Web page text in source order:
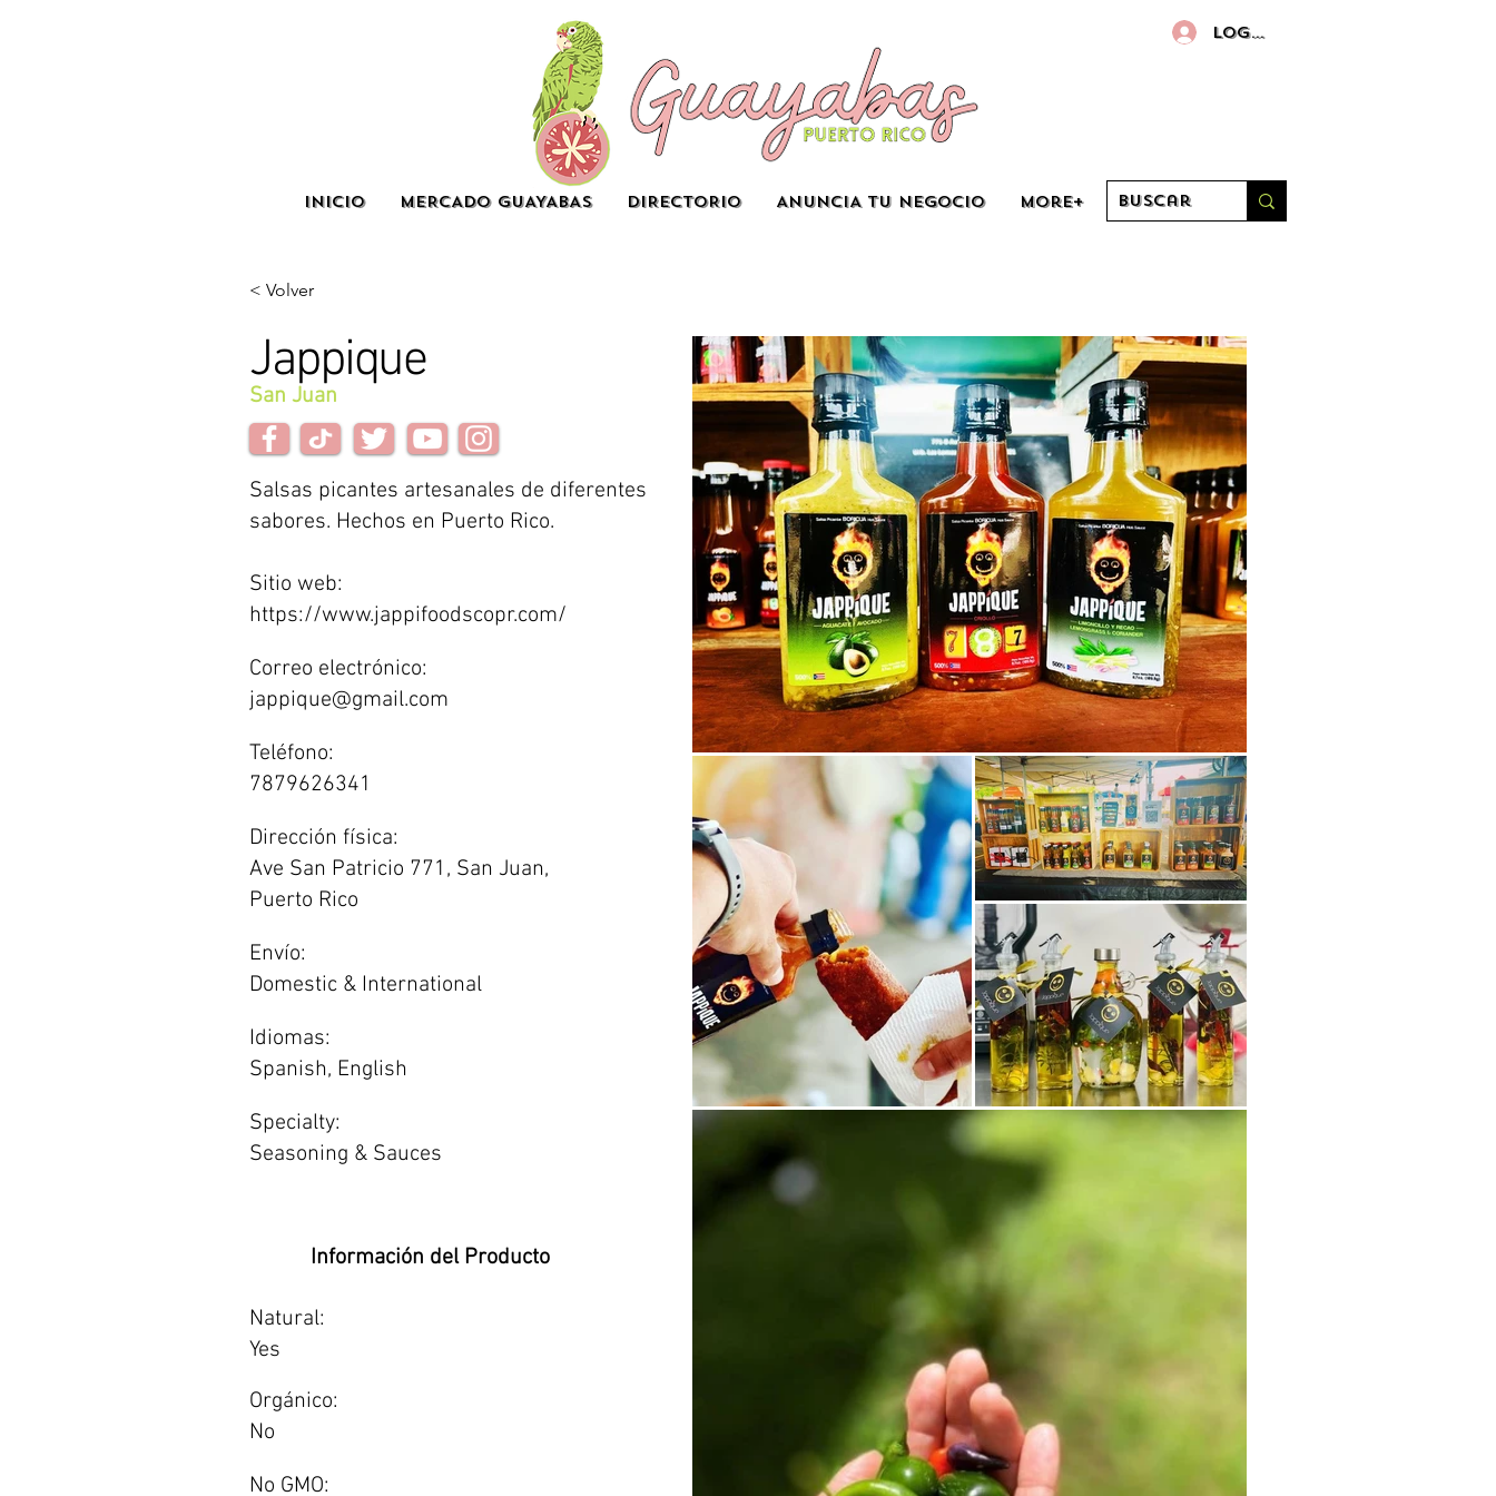
INICIO MERCADO GUAYABAS DIRECTORIO ANUNCIA TU NEGOCIO More+
Log in
< Volver
Jappique
San Juan
Salsas picantes artesanales de diferentes
sabores. Hechos en Puerto Rico.
Sitio web:
https://www.jappifoodscopr.com/
Correo electrónico:
jappique@gmail.com
Teléfono:
7879626341
Dirección física:
Ave San Patricio 771, San Juan,
Puerto Rico
Envío:
Domestic & International
Idiomas:
Spanish, English
Specialty:
Seasoning & Sauces
Información del Producto
Natural:
Yes
Orgánico:
No
No GMO: